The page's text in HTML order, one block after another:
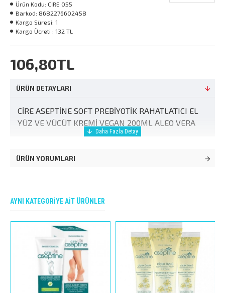
106,80TL
Ürün Kodu: CİRE 055
Barkod: 8682276602458
Kargo Süresi: 1
Kargo Ücreti : 132 TL
ÜRÜN DETAYLARI
CİRE ASEPTİNE SOFT PREBİYOTİK RAHATLATICI EL
YÜZ VE VÜCÜT KREMİ VEGAN 200ML ALEO VERA
ÜRÜN YORUMLARI
AYNI KATEGORIYE AIT ÜRÜNLER